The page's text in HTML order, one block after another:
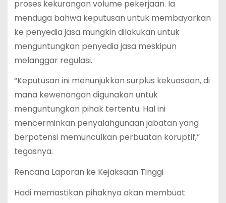
proses kekurangan volume pekerjaan. Ia
menduga bahwa keputusan untuk membayarkan
ke penyedia jasa mungkin dilakukan untuk
menguntungkan penyedia jasa meskipun
melanggar regulasi.
“Keputusan ini menunjukkan surplus kekuasaan, di
mana kewenangan digunakan untuk
menguntungkan pihak tertentu. Hal ini
mencerminkan penyalahgunaan jabatan yang
berpotensi memunculkan perbuatan koruptif,”
tegasnya.
Rencana Laporan ke Kejaksaan Tinggi
Hadi memastikan pihaknya akan membuat